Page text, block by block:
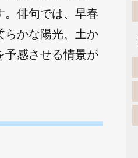
。俳句では、早春
らかな陽光、土か
予感させる情景が